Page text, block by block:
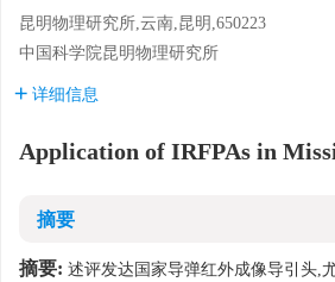
昆明物理研究所,云南,昆明,650223
中国科学院昆明物理研究所
详细信息
Application of IRFPAs in
摘要
摘要: 述评发达国家导弹红外成像导引头,